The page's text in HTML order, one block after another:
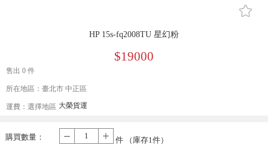
󰄔
HP 15s-fq2008TU 星幻粉
$19000
售出 0 件
所在地區：臺北市 中正區
運費： 選擇地區 大榮貨運
購買數量：
- 件 （庫存1件）